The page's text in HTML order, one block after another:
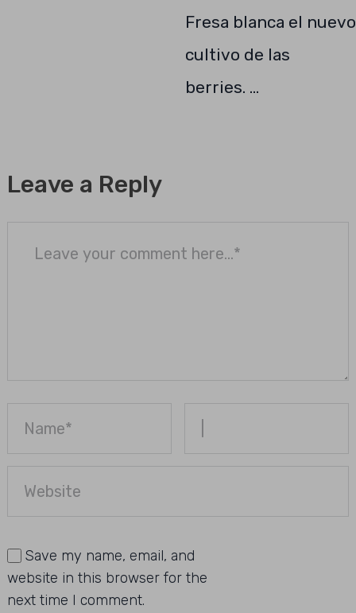
Fresa blanca el nuevo
cultivo de las
berries. …
Leave a Reply
Save my name, email, and
website in this browser for the
next time I comment.